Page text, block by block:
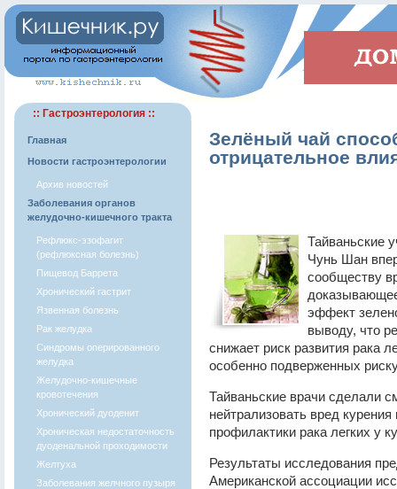
:: Гастроэнтерология ::
Главная
Новости гастроэнтерологии
Архив новостей
Заболевания органов
желудочно-кишечного тракта
Рефлюкс-эзофагит
(рефлюксная болезнь)
Пищевод Баррета
Хронический гастрит
Язвенная болезнь
Рак желудка
Синдромы оперированного
желудка
Желудочно-кишечные
кровотечения
Хронический дуоденит
Хроническая недостаточность
дуоденальной проходимости
Желтуха
Заболевания желчного пузыря
Зелёный чай
отрицательное
Тайваньские
Чунь Шан
сообществу
эффект
выводу, что
снижает риск развития рака
особенно подверженных
Тайваньские врачи сделали
нейтрализовать вред
профилактики рака легких у
Результаты исследования
Американской ассоциации